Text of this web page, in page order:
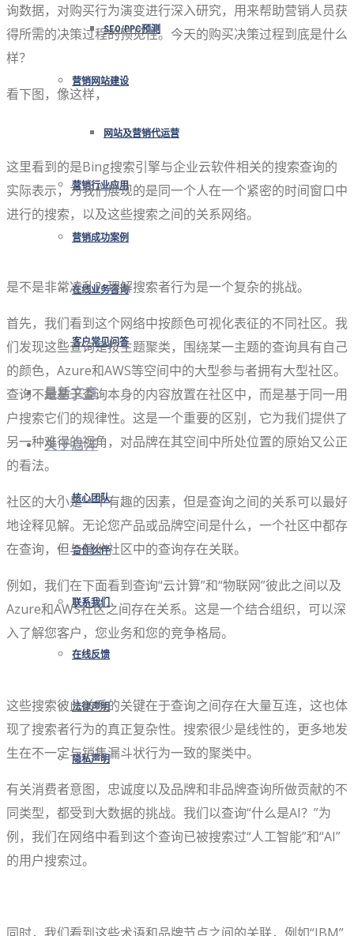
SEO/PPC预测
营销网站建设
网站及营销代运营
营销行业应用
营销成功案例
在线业务咨询
客户常见问答
最新文章
关于启洋
核心团队
合作伙伴
联系我们
在线反馈
法律声明
隐私声明
询数据，对购买行为演变进行深入研究，用来帮助营销人员获
得所需的决策过程的预见性。今天的购买决策过程到底是什么
样？
看下图，像这样，
这里看到的是Bing搜索引擎与​​企业云软件相关的搜索查询的
实际表示，为我们展现的是同一个人在一个紧密的时间窗口中
进行的搜索，以及这些搜索之间的关系网络。
是不是非常凌乱？理解搜索者行为是一个复杂的挑战。
首先，我们看到这个网络中按颜色可视化表征的不同社区。我
们发现这些查询是按主题聚类，围绕某一主题的查询具有自己
的颜色，Azure和AWS等空间中的大型参与者拥有大型社区。
查询不是基于查询本身的内容放置在社区中，而是基于同一用
户搜索它们的规律性。这是一个重要的区别，它为我们提供了
另一种难得的视角，对品牌在其空间中所处位置的原始又公正
的看法。
社区的大小是一个有趣的因素，但是查询之间的关系可以最好
地诠释见解。无论您产品或品牌空间是什么，一个社区中都存
在查询，但与其他社区中的查询存在关联。
例如，我们在下面看到查​​询“云计算”和“物联网”彼此之间以及
Azure和AWS社区之间存在关系。这是一个结合组织，可以深
入了解您客户，您业务和您的竞争格局。
这些搜索彼此关系的关键在于查询之间存在大量互连，这也体
现了搜索者行为的真正复杂性。搜索很少是线性的，更多地发
生在不一定与销售漏斗状行为一致的聚类中。
有关消费者意图，忠诚度以及品牌和非品牌查询所做贡献的不
同类型，都受到大数据的挑战。我们以查询“什么是AI？”为
例，我们在网络中看到这个查询已被搜索过“人工智能”和“AI”
的用户搜索过。